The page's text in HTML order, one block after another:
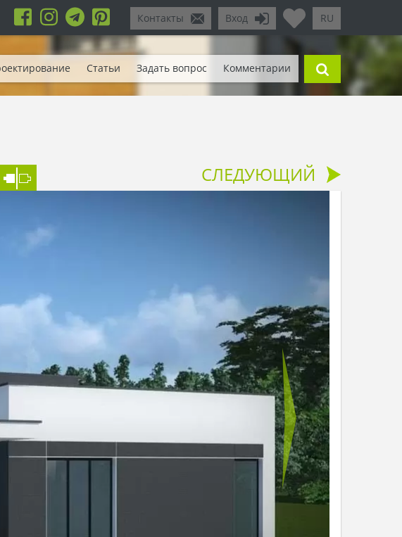
RU
Вход
Контакты
Статьи Задать вопрос Комментарии
СЛЕДУЮЩИЙ